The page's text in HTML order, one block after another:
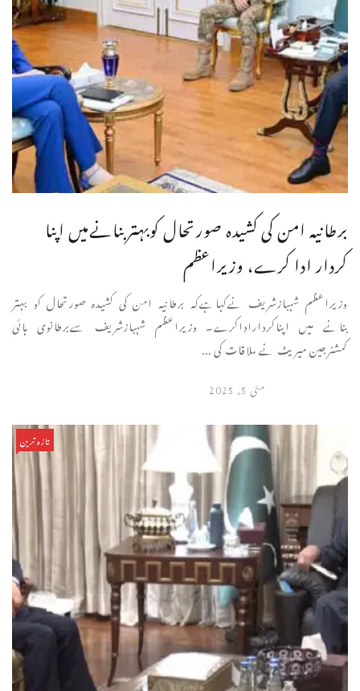
برطانیہ امن کی کشیدہ صورتحال کوبہتربنانےمیں اپنا
کردار ادا کرے، وزیراعظم
وزیراعظم شہبازشریف نےکہاہےکہ برطانیہ امن کی کشیدہ صورتحال کو بہتر
بنانے میں اپناکرداراداکرے۔ وزیراعظم شہبازشریف سےبرطانوی ہائی
کمشنرجین میریٹ نے ملاقات کی ...
مئی 5, 2025
تازہ ترین